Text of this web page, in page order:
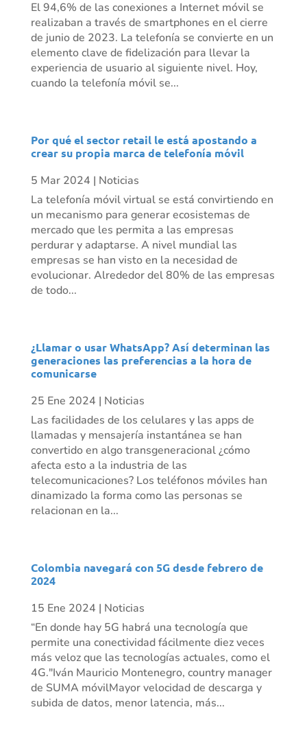
El 94,6% de las conexiones a Internet móvil se
realizaban a través de smartphones en el cierre
de junio de 2023. La telefonía se convierte en un
elemento clave de fidelización para llevar la
experiencia de usuario al siguiente nivel. Hoy,
cuando la telefonía móvil se...
Por qué el sector retail le está apostando a
crear su propia marca de telefonía móvil
5 Mar 2024 | Noticias
La telefonía móvil virtual se está convirtiendo en
un mecanismo para generar ecosistemas de
mercado que les permita a las empresas
perdurar y adaptarse. A nivel mundial las
empresas se han visto en la necesidad de
evolucionar. Alrededor del 80% de las empresas
de todo...
¿Llamar o usar WhatsApp? Así determinan las
generaciones las preferencias a la hora de
comunicarse
25 Ene 2024 | Noticias
Las facilidades de los celulares y las apps de
llamadas y mensajería instantánea se han
convertido en algo transgeneracional ¿cómo
afecta esto a la industria de las
telecomunicaciones? Los teléfonos móviles han
dinamizado la forma como las personas se
relacionan en la...
Colombia navegará con 5G desde febrero de
2024
15 Ene 2024 | Noticias
“En donde hay 5G habrá una tecnología que
permite una conectividad fácilmente diez veces
más veloz que las tecnologías actuales, como el
4G."Iván Mauricio Montenegro, country manager
de SUMA móvilMayor velocidad de descarga y
subida de datos, menor latencia, más...